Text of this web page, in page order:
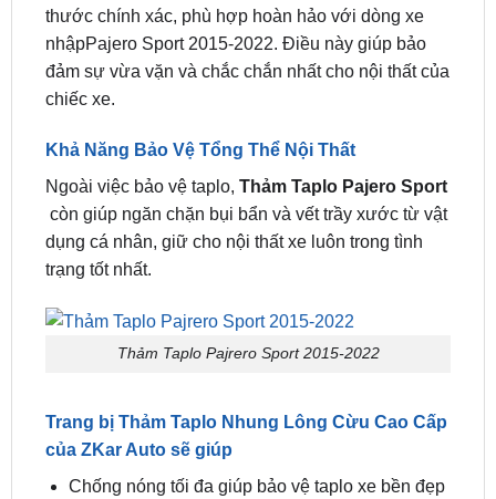
Thiết Kế Đặc Biệt Cho Pajero Sport
Sản phẩm được tinh chỉnh với đường cắt và kích
thước chính xác, phù hợp hoàn hảo với dòng xe
đảm sự vừa vặn và chắc chắn nhất cho nội thất của
chiếc xe.
Khả Năng Bảo Vệ Tổng Thể Nội Thất
Ngoài việc bảo vệ taplo,
dụng cá nhân, giữ cho nội thất xe luôn trong tình
trạng tốt nhất.
Thảm Taplo Pajrero Sport 2015-2022